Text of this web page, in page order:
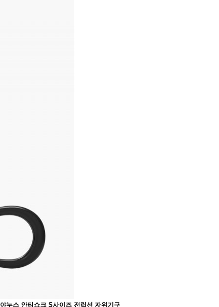
야누스 안티쇼크 S사이즈 전립선 자위기구